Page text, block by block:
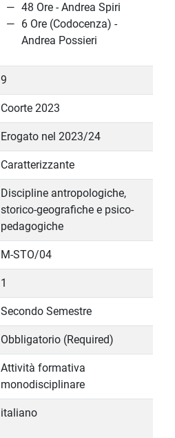
48 Ore - Andrea Spiri
6 Ore (Codocenza) -
Andrea Possieri
9
Coorte 2023
Erogato nel 2023/24
Caratterizzante
Discipline antropologiche,
storico-geografiche e psico-
pedagogiche
M-STO/04
1
Secondo Semestre
Obbligatorio (Required)
Attività formativa
monodisciplinare
italiano